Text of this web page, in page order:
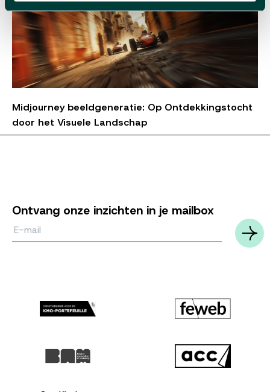
Midjourney beeldgeneratie: Op Ontdekkingstocht
door het Visuele Landschap
Ontvang onze inzichten in je mailbox